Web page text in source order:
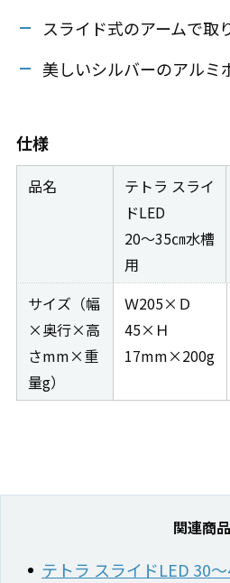
スライド式のアームで取
美しいシルバーのアルミ
仕様
品名
テトラ スライ
ドLED
20～35㎝水槽
用
サイズ（幅
×奥行×高
さmm×重
量g）
Ｗ205×Ｄ
45×Ｈ
17mm×200g
関連商品
テトラ スライドLED 30